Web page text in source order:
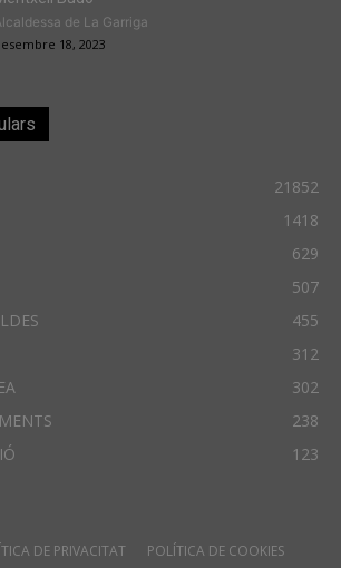
de La Garriga
18, 2023
21852
1418
629
507
455
312
302
238
123
DE PRIVACITAT
POLÍTICA DE COOKIES